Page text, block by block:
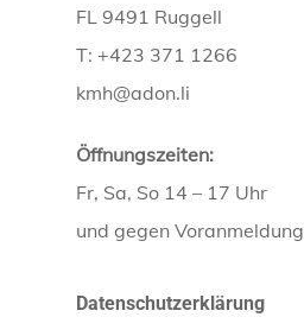
FL 9491 Ruggell
T: +423 371 1266
kmh@adon.li
Öffnungszeiten:
Fr, Sa, So 14 – 17 Uhr
und gegen Voranmeldung
Datenschutzerklärung